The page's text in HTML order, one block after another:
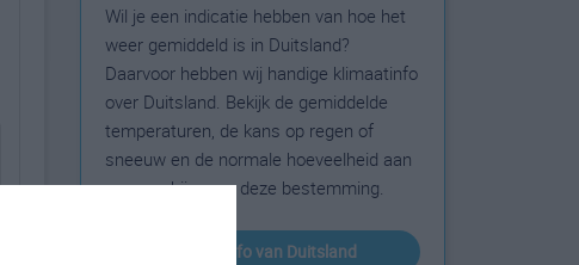
Wil je een indicatie hebben van hoe het
weer gemiddeld is in Duitsland?
Daarvoor hebben wij handige klimaatinfo
over Duitsland. Bekijk de gemiddelde
temperaturen, de kans op regen of
sneeuw en de normale hoeveelheid aan
zonneschijn voor deze bestemming.
klimaatinfo van Duitsland